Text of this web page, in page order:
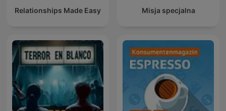
Relationships Made Easy Misja specjalna